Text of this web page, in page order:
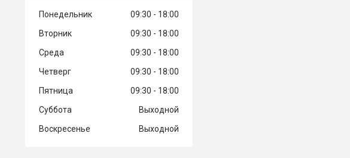
Понедельник 09:30
18:00
Вторник
09:30
18:00
Среда
09:30
18:00
Четверг
09:30
18:00
Пятница
09:30
18:00
Суббота
Выходной
Воскресенье
Выходной